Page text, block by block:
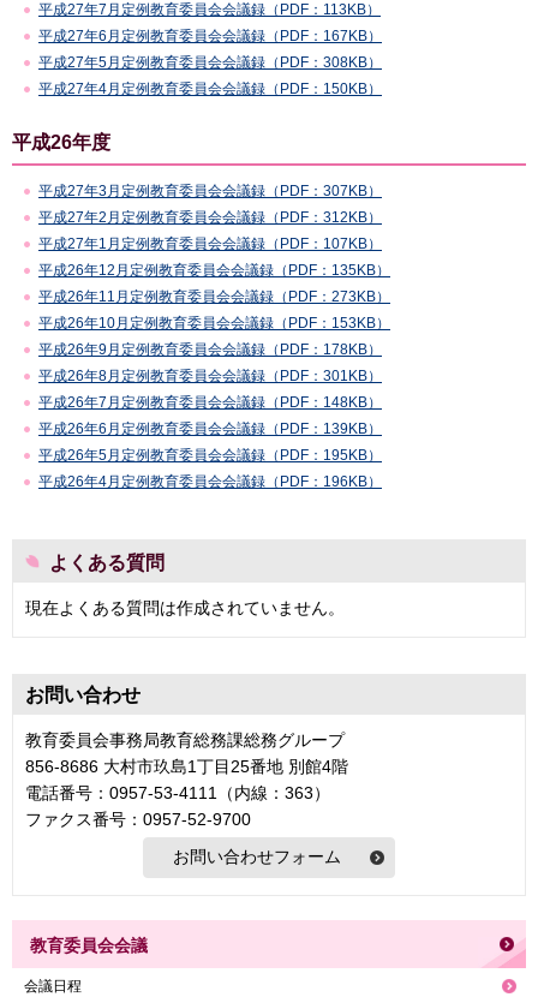
平成27年7月定例教育委員会会議録（PDF：113KB）
平成27年6月定例教育委員会会議録（PDF：167KB）
平成27年5月定例教育委員会会議録（PDF：308KB）
平成27年4月定例教育委員会会議録（PDF：150KB）
平成26年度
平成27年3月定例教育委員会会議録（PDF：307KB）
平成27年2月定例教育委員会会議録（PDF：312KB）
平成27年1月定例教育委員会会議録（PDF：107KB）
平成26年12月定例教育委員会会議録（PDF：135KB）
平成26年11月定例教育委員会会議録（PDF：273KB）
平成26年10月定例教育委員会会議録（PDF：153KB）
平成26年9月定例教育委員会会議録（PDF：178KB）
平成26年8月定例教育委員会会議録（PDF：301KB）
平成26年7月定例教育委員会会議録（PDF：148KB）
平成26年6月定例教育委員会会議録（PDF：139KB）
平成26年5月定例教育委員会会議録（PDF：195KB）
平成26年4月定例教育委員会会議録（PDF：196KB）
よくある質問
現在よくある質問は作成されていません。
お問い合わせ
教育委員会事務局教育総務課総務グループ
856-8686 大村市玖島1丁目25番地 別館4階
電話番号：0957-53-4111（内線：363）
ファクス番号：0957-52-9700
教育委員会会議
会議日程